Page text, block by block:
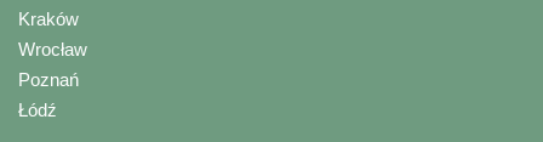
Kraków
Wrocław
Poznań
Łódź